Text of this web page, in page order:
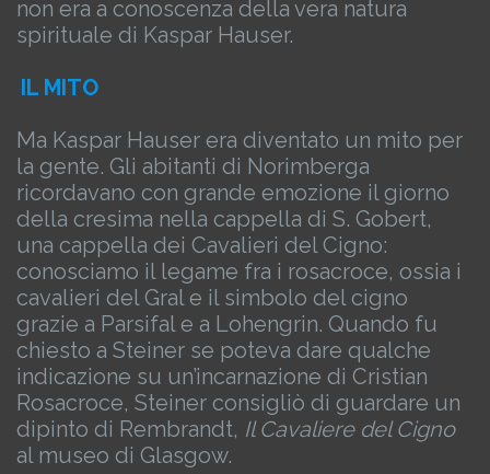
non era a conoscenza della vera natura
spirituale di Kaspar Hauser.
IL MITO
Ma Kaspar Hauser era diventato un mito per
la gente. Gli abitanti di Norimberga
ricordavano con grande emozione il giorno
della cresima nella cappella di S. Gobert,
una cappella dei Cavalieri del Cigno:
conosciamo il legame fra i rosacroce, ossia i
cavalieri del Gral e il simbolo del cigno
grazie a Parsifal e a Lohengrin. Quando fu
chiesto a Steiner se poteva dare qualche
indicazione su un’incarnazione di Cristian
Rosacroce, Steiner consigliò di guardare un
dipinto di Rembrandt, Il Cavaliere del Cigno
al museo di Glasgow.